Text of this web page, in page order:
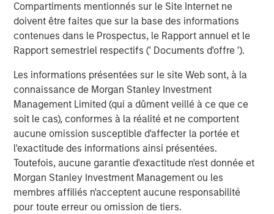
Compartiments mentionnés sur le Site Internet ne
doivent être faites que sur la base des informations
contenues dans le Prospectus, le Rapport annuel et le
Rapport semestriel respectifs (' Documents d'offre ').
Les informations présentées sur le site Web sont, à la
connaissance de Morgan Stanley Investment
Management Limited (qui a dûment veillé à ce que ce
soit le cas), conformes à la réalité et ne comportent
aucune omission susceptible d'affecter la portée et
l'exactitude des informations ainsi présentées.
Toutefois, aucune garantie d'exactitude n'est donnée et
Morgan Stanley Investment Management ou les
membres affiliés n'acceptent aucune responsabilité
pour toute erreur ou omission de tiers.
The Road to Transition: Identifying Climate
Leaders and Laggards in European Autos
Andrew Szczurowski on CNBC The Exchange
The Authors